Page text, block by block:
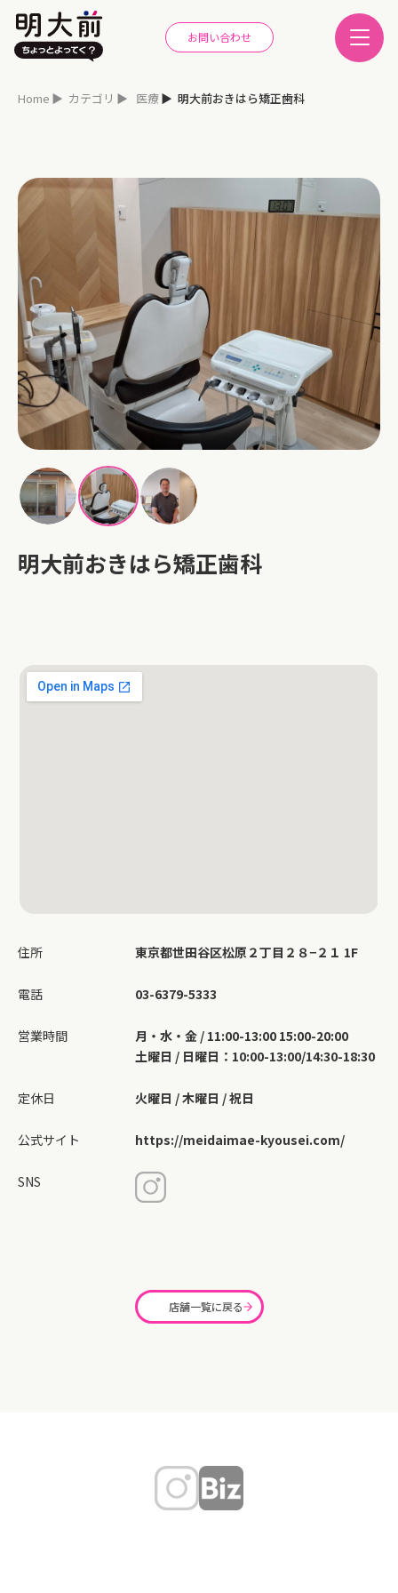
お問い合わせ
Home カテゴリ 医療 明大前おきはら矯正歯科
明大前おきはら矯正歯科
住所 東京都世田谷区松原２丁目２８−２１ 1F
電話 03-6379-5333
営業時間
月・水・金 / 11:00-13:00 15:00-20:00
土曜日 / 日曜日：10:00-13:00/14:30-18:30
定休日 火曜日 / 木曜日 / 祝日
公式サイト https://meidaimae-kyousei.com/
SNS
店舗一覧に戻る